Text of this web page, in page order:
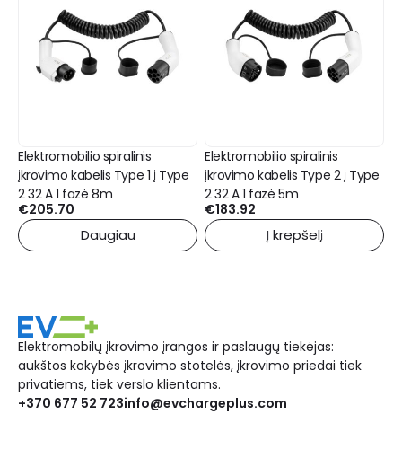
Elektromobilio spiralinis
įkrovimo kabelis Type 1 į Type
2 32 A 1 fazė 8m
€205.70
Daugiau
Elektromobilio spiralinis
įkrovimo kabelis Type 2 į Type
2 32 A 1 fazė 5m
€183.92
Į krepšelį
Elektromobilų įkrovimo įrangos ir paslaugų tiekėjas:
aukštos kokybės įkrovimo stotelės, įkrovimo priedai tiek
privatiems, tiek verslo klientams.
+370 677 52 723info@evchargeplus.com